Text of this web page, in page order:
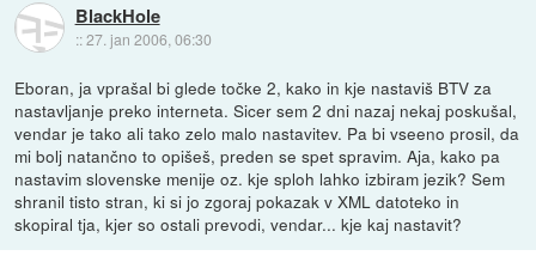
BlackHole
::27. jan 2006, 06:30
Eboran, ja vprašal bi glede točke 2, kako in kje nastaviš BTV za
nastavljanje preko interneta. Sicer sem 2 dni nazaj nekaj poskušal,
vendar je tako ali tako zelo malo nastavitev. Pa bi vseeno prosil, da
mi bolj natančno to opišeš, preden se spet spravim. Aja, kako pa
nastavim slovenske menije oz. kje sploh lahko izbiram jezik? Sem
shranil tisto stran, ki si jo zgoraj pokazak v XML datoteko in
skopiral tja, kjer so ostali prevodi, vendar... kje kaj nastavit?